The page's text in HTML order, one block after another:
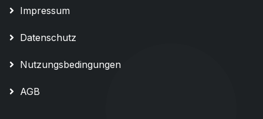
Impressum
Datenschutz
Nutzungsbedingungen
AGB